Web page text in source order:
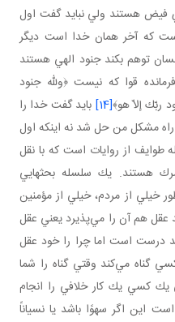
فيض هستند ولي نبايد گفت اول
كه آخر همان خدا است ديگر
توهم بكند جنود الهي هستند
قوا كه نيست ﴿ولله جنود
ربّك إلاّ هو﴾[14]
بايد گفت خدا را
مشكل من حل شد نه اينكه اول
از روايات است كه با نقل
هستند. يك سلسله بحثهايي
از مردم، خيلي از مؤمنين
هم آن را مي‌پذيرد يعني عقل
درست است اما چرا را خود عقل
گناه مي‌كند وقتي گناه را شما
يك كسي يك كار خلافي را انجام
اگر سهوًا باشد يا نسياناً